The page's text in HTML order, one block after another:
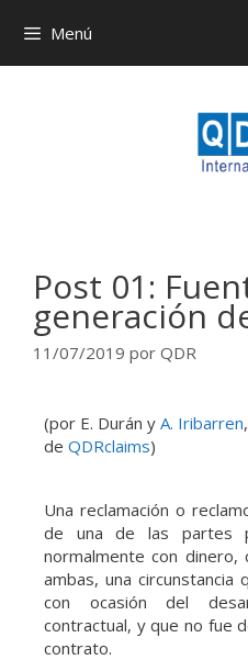
Menú
Post 01:
generación
11/07/2019 por QDR
(por E. Durán y A. Iribarren
de QDRclaims)
Una reclamación o
de una de las partes
normalmente con dinero,
ambas, una
con ocasión del
contractual, y que no fue
contrato.